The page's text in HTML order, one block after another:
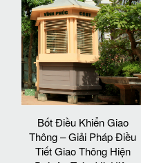
Bốt Điều Khiển Giao
Thông – Giải Pháp Điều
Tiết Giao Thông Hiện